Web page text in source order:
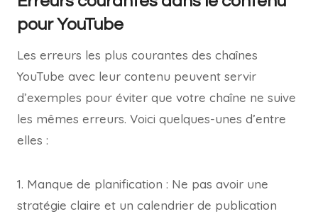
pour YouTube
Les erreurs les plus courantes des chaînes
YouTube avec leur contenu peuvent servir
d’exemples pour éviter que votre chaîne ne suive
les mêmes erreurs. Voici quelques-unes d’entre
elles :
1. Manque de planification : Ne pas avoir une
stratégie claire et un calendrier de publication